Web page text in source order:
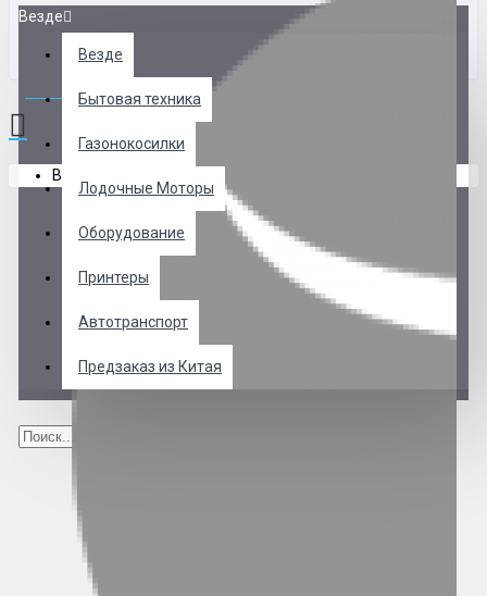
Везде
Везде
Бытовая техника
Газонокосилки
Лодочные Моторы
Оборудование
Принтеры
Автотранспорт
Предзаказ из Китая
0 товар(ов) - 0 р.
В корзине пусто!